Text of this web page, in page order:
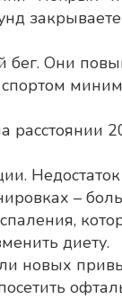
бег. Они
–
диету.
новых